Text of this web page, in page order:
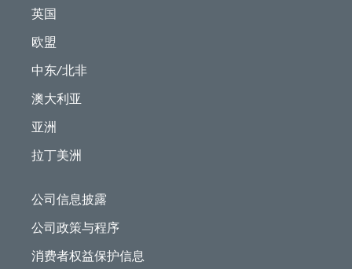
英国
欧盟
中东/北非
澳大利亚
亚洲
拉丁美洲
公司信息披露
公司政策与程序
消费者权益保护信息